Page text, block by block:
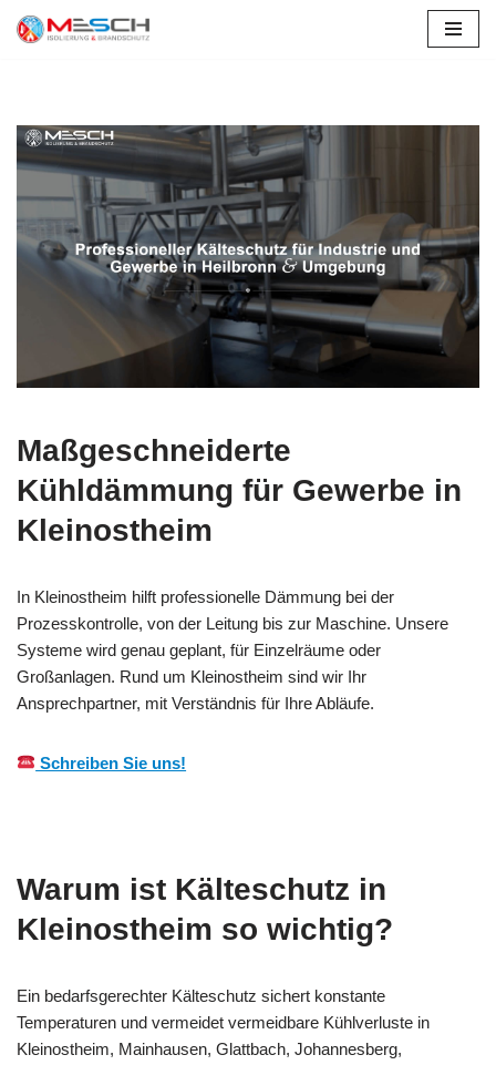
Maßgeschneiderte
Kühldämmung für Gewerbe in
Kleinostheim
In Kleinostheim hilft professionelle Dämmung bei der
Prozesskontrolle, von der Leitung bis zur Maschine. Unsere
Systeme wird genau geplant, für Einzelräume oder
Großanlagen. Rund um Kleinostheim sind wir Ihr
Ansprechpartner, mit Verständnis für Ihre Abläufe.
Schreiben Sie uns!
Warum ist Kälteschutz in
Kleinostheim so wichtig?
Ein bedarfsgerechter Kälteschutz sichert konstante
Temperaturen und vermeidet vermeidbare Kühlverluste in
Kleinostheim, Mainhausen, Glattbach, Johannesberg,